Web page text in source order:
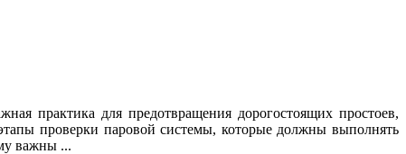
практика для предотвращения дорогостоящих простоев,
проверки паровой системы, которые должны выполнять
важны ...